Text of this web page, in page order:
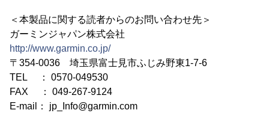
＜本製品に関する読者からのお問い合わせ先＞
ガーミンジャパン株式会社
http://www.garmin.co.jp/
〒354-0036 埼玉県富士見市ふじみ野東1-7-6
TEL ： 0570-049530
FAX ： 049-267-9124
E-mail： jp_Info@garmin.com